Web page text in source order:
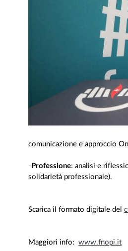
comunicazione e approccio
-Professione: analisi e
solidarietà professionale).
Scarica il formato digitale del
Maggiori info: www.fnopi.it